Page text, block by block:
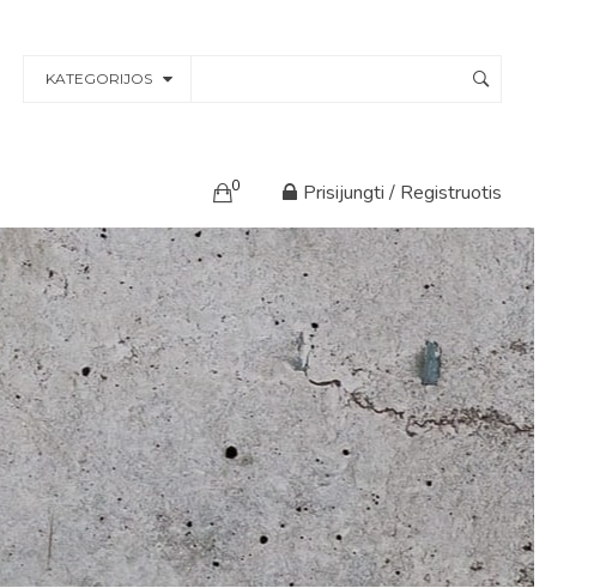
KATEGORIJOS
0 Prisijungti / Registruotis